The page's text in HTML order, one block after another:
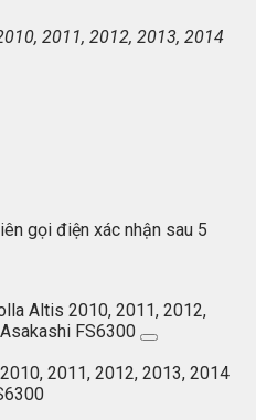
2011, 2012, 2013, 2014
gọi điện xác nhận sau 5
Altis 2010, 2011, 2012,
FS6300
2011, 2012, 2013, 2014